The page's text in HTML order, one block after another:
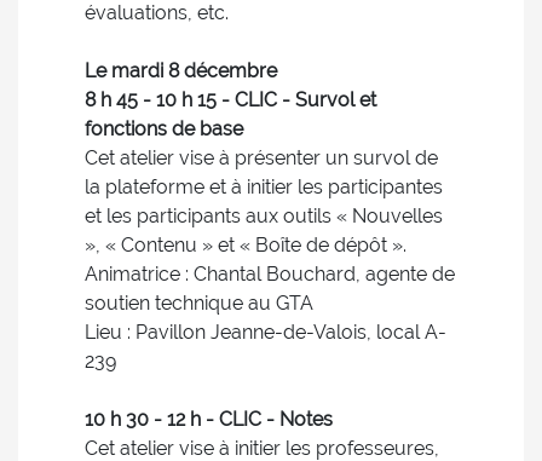
évaluations, etc.
Le mardi 8 décembre
8 h 45 - 10 h 15 - CLIC - Survol et
fonctions de base
Cet atelier vise à présenter un survol de
la plateforme et à initier les participantes
et les participants aux outils « Nouvelles
», « Contenu » et « Boîte de dépôt ».
Animatrice : Chantal Bouchard, agente de
soutien technique au GTA
Lieu : Pavillon Jeanne-de-Valois, local A-
239
10 h 30 - 12 h - CLIC - Notes
Cet atelier vise à initier les professeures,